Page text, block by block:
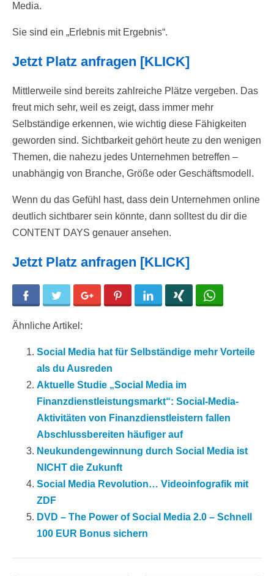
Media.
Sie sind ein „Erlebnis mit Ergebnis“.
Jetzt Platz anfragen [KLICK]
Mittlerweile sind bereits zahlreiche Plätze vergeben. Das
freut mich sehr, weil es zeigt, dass immer mehr
Selbständige erkennen, wie wichtig diese Fähigkeiten
geworden sind. Sichtbarkeit gehört heute zu den wenigen
Themen, die nahezu jedes Unternehmen betreffen –
unabhängig von Branche, Größe oder Geschäftsmodell.
Wenn du das Gefühl hast, dass dein Unternehmen online
deutlich sichtbarer sein könnte, dann solltest du dir die
CONTENT DAYS genauer ansehen.
Jetzt Platz anfragen [KLICK]
Facebook Twitter Google+ Pinterest LinkedIn
Ähnliche Artikel:
Social Media hat für Selbständige mehr Vorteile
als du Ausreden
Aktuelle Studie „Social Media im
Finanzdienstleistungsmarkt“: Social-Media-
Aktivitäten von Finanzdienstleistern fallen
Abschlussbereiten häufiger auf
Neukundengewinnung durch Social Media ist
NICHT die Zukunft
Social Media Revolution… Videoinfografik mit
ZDF
DVD – The Power of Social Media 2.0 – Schnell
100 EUR Bonus sichern